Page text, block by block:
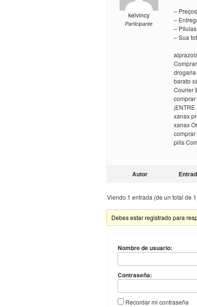
kelvincy
Participante
–
–
–
– Sua
drogaria
barato
Courier
comprar
xanax
xanax
pills
Autor
Viendo 1 entrada (de un total de
Debes estar registrado para
Nombre de usuario:
Contraseña:
Recordar mi contraseña